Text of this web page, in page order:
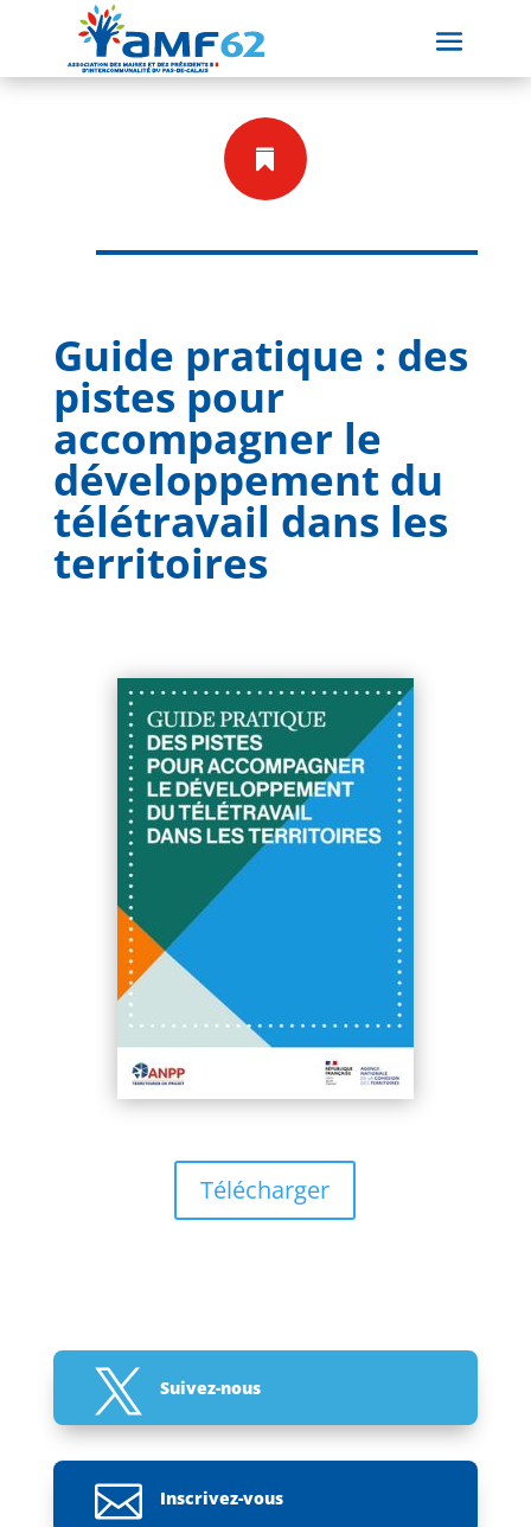

Guide pratique : des
pistes pour
accompagner le
développement du
télétravail dans les
territoires
Télécharger
 Suivez-nous
 Inscrivez-vous